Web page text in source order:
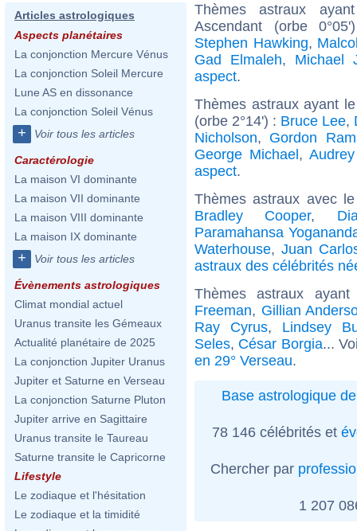
Articles astrologiques
Aspects planétaires
La conjonction Mercure Vénus
La conjonction Soleil Mercure
Lune AS en dissonance
La conjonction Soleil Vénus
+ Voir tous les articles
Caractérologie
La maison VI dominante
La maison VII dominante
La maison VIII dominante
La maison IX dominante
+ Voir tous les articles
Évènements astrologiques
Climat mondial actuel
Uranus transite les Gémeaux
Actualité planétaire de 2025
La conjonction Jupiter Uranus
Jupiter et Saturne en Verseau
La conjonction Saturne Pluton
Jupiter arrive en Sagittaire
Uranus transite le Taureau
Saturne transite le Capricorne
Lifestyle
Le zodiaque et l'hésitation
Le zodiaque et la timidité
Thèmes astraux
Ascendant (orbe
Stephen Hawking,
Gad Elmaleh, Michael
aspect.
Thèmes astraux ayant
(orbe 2°14') : Bruce Lee,
Nicholson, Gordon
George Michael,
aspect.
Thèmes astraux avec
Bradley Cooper,
Paramahansa
Waterhouse, Juan
astraux des célébrités
Thèmes astraux
Freeman, Gillian
Ray Cyrus, Lindsey
Seles, César Borgia...
en 29° Verseau.
Base astrologique
78 146 célébrités et
Chercher par
1 207